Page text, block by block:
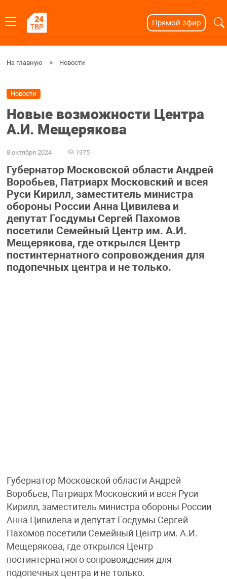
Прямой эфир
На главную Новости
Новости
Новые возможности Центра
А.И. Мещерякова
8 октября 2024 1975
Губернатор Московской области Андрей
Воробьев, Патриарх Московский и всея
Руси Кирилл, заместитель министра
обороны России Анна Цивилева и
депутат Госдумы Сергей Пахомов
посетили Семейный Центр им. А.И.
Мещерякова, где открылся Центр
постинтернатного сопровождения для
подопечных центра и не только.
Губернатор Московской области Андрей
Воробьев, Патриарх Московский и всея Руси
Кирилл, заместитель министра обороны России
Анна Цивилева и депутат Госдумы Сергей
Пахомов посетили Семейный Центр им. А.И.
Мещерякова, где открылся Центр
постинтернатного сопровождения для
подопечных центра и не только.